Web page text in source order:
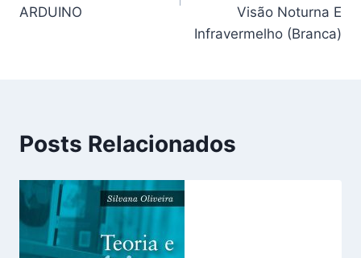
ARDUINO
Visão Noturna E
Infravermelho (Branca)
Posts Relacionados